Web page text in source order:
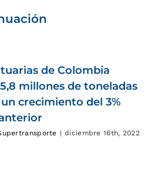
de Colombia
millones de toneladas
crecimiento del 3%
| diciembre 16th, 2022